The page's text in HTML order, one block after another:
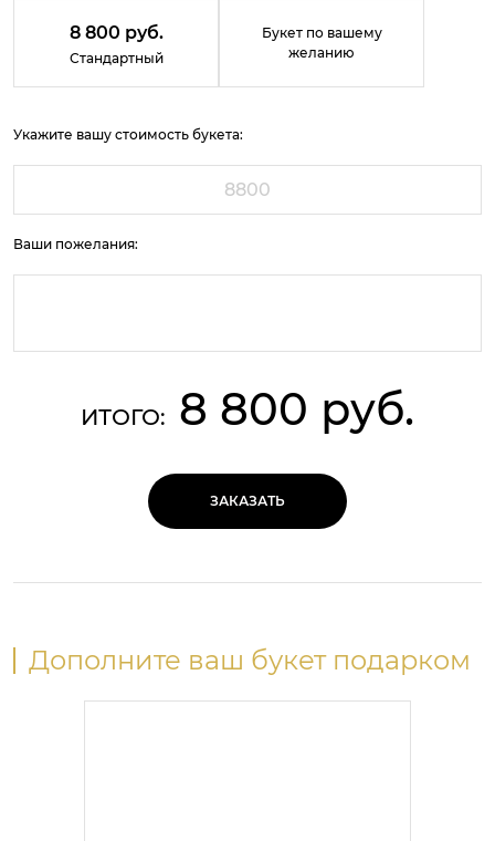
8 800 руб.
Стандартный
Букет по вашему
желанию
Укажите вашу стоимость букета:
Ваши пожелания:
ИТОГО: 8 800 руб.
ЗАКАЗАТЬ
Дополните ваш букет подарком